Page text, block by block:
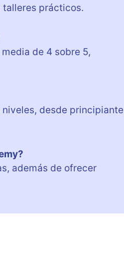
talleres prácticos.
de 4 sobre 5,
desde
además de ofrecer